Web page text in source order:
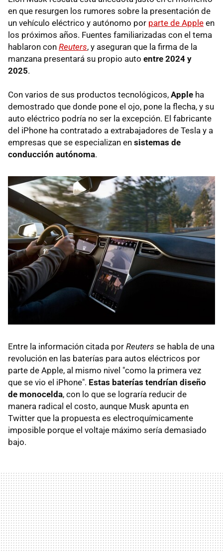
en que resurgen los rumores sobre la presentación de
un vehículo eléctrico y autónomo por parte de Apple en
los próximos años. Fuentes familiarizadas con el tema
hablaron con Reuters, y aseguran que la firma de la
manzana presentará su propio auto entre 2024 y
2025.
Con varios de sus productos tecnológicos, Apple ha
demostrado que donde pone el ojo, pone la flecha, y su
auto eléctrico podría no ser la excepción. El fabricante
del iPhone ha contratado a extrabajadores de Tesla y a
empresas que se especializan en sistemas de
conducción autónoma.
Entre la información citada por Reuters se habla de una
revolución en las baterías para autos eléctricos por
parte de Apple, al mismo nivel "como la primera vez
que se vio el iPhone". Estas baterías tendrían diseño
de monocelda, con lo que se lograría reducir de
manera radical el costo, aunque Musk apunta en
Twitter que la propuesta es electroquímicamente
imposible porque el voltaje máximo sería demasiado
bajo.